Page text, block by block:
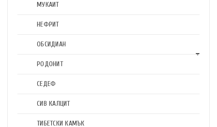
МУКАИТ
НЕФРИТ
ОБСИДИАН
РОДОНИТ
СЕДЕФ
СИВ КАЛЦИТ
ТИБЕТСКИ КАМЪК